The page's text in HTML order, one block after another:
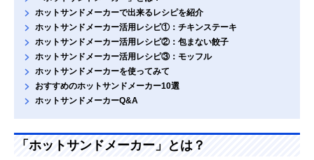
ホットサンドメーカーで出来るレシピを紹介
ホットサンドメーカー活用レシピ①：チキンステーキ
ホットサンドメーカー活用レシピ②：包まない餃子
ホットサンドメーカー活用レシピ③：モッフル
ホットサンドメーカーを使ってみて
おすすめのホットサンドメーカー10選
ホットサンドメーカーQ&A
「ホットサンドメーカー」とは？